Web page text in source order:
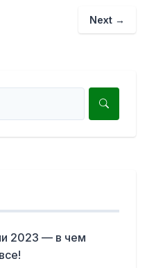
Next →
2023 — в чем